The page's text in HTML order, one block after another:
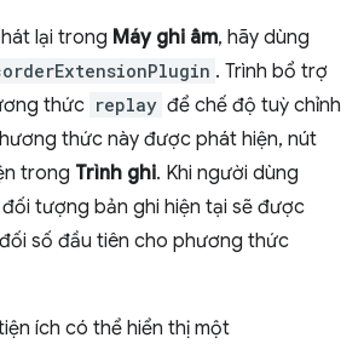
lại trong Máy ghi âm, hãy dùng
. Trình bổ trợ
thức replay để chế độ tuỳ chỉnh
thức này được phát hiện, nút
trong Trình ghi. Khi người dùng
tượng bản ghi hiện tại sẽ được
số đầu tiên cho phương thức
ích có thể hiển thị một